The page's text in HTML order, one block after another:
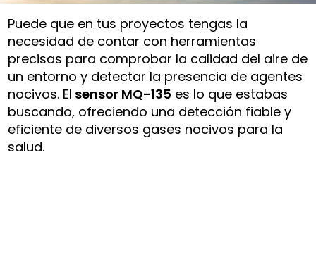
Puede que en tus proyectos tengas la
necesidad de contar con herramientas
precisas para comprobar la calidad del aire de
un entorno y detectar la presencia de agentes
nocivos. El sensor MQ-135 es lo que estabas
buscando, ofreciendo una detección fiable y
eficiente de diversos gases nocivos para la
salud.